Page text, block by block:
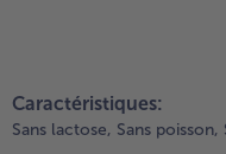
et
ajouter.
le
Caractéristiques:
Sans lactose, Sans poisson,